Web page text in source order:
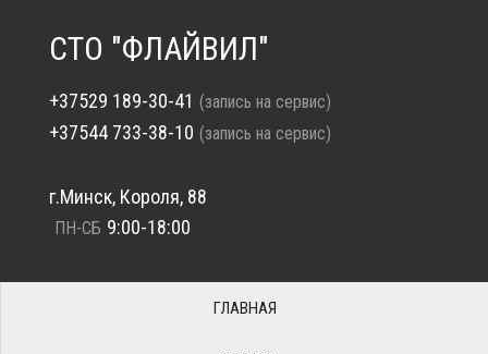
СТО "ФЛАЙВИЛ"
+37529 189-30-41 (запись на сервис)
+37544 733-38-10 (запись на сервис)
г.Минск, Короля, 88
ПН-СБ 9:00-18:00
ГЛАВНАЯ